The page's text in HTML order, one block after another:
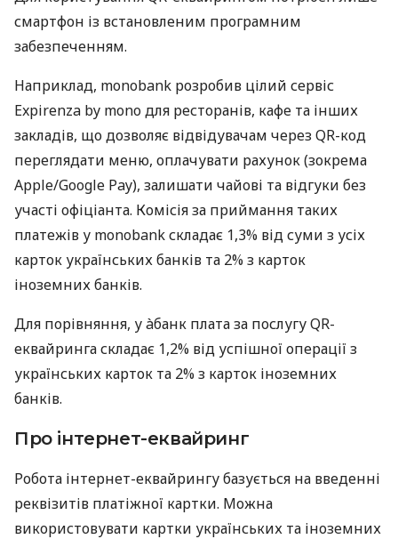
смартфон із встановленим програмним
забезпеченням.
Наприклад, monobank розробив цілий сервіс
Expirenza by mono для ресторанів, кафе та інших
закладів, що дозволяє відвідувачам через QR-код
переглядати меню, оплачувати рахунок (зокрема
Apple/Google Pay), залишати чайові та відгуки без
участі офіціанта. Комісія за приймання таких
платежів у monobank складає 1,3% від суми з усіх
карток українських банків та 2% з карток
іноземних банків.
Для порівняння, у àбанк плата за послугу QR-
еквайринга складає 1,2% від успішної операції з
українських карток та 2% з карток іноземних
банків.
Про інтернет-еквайринг
Робота інтернет-еквайрингу базується на введенні
реквізитів платіжної картки. Можна
використовувати картки українських та іноземних